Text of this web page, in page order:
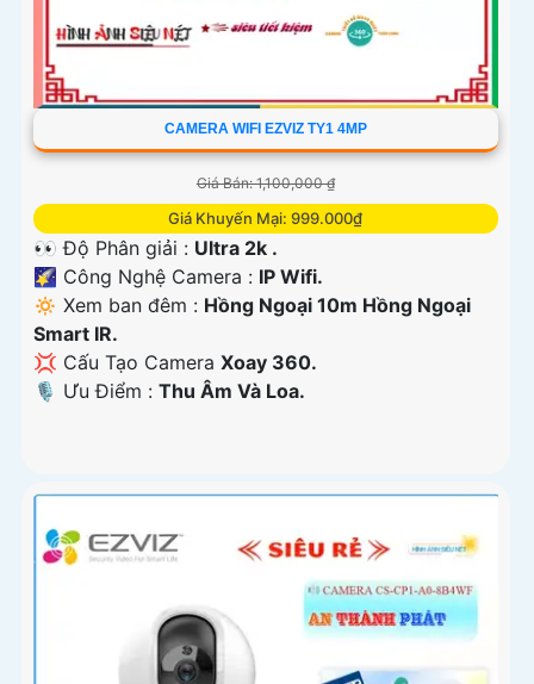
CAMERA WIFI EZVIZ TY1 4MP
Giá Bán: 1,100,000 ₫
Giá Khuyến Mại: 999.000₫
👀 Độ Phân giải : Ultra 2k .
🌠 Công Nghệ Camera : IP Wifi.
🔅 Xem ban đêm : Hồng Ngoại 10m Hồng Ngoại
Smart IR.
💢 Cấu Tạo Camera Xoay 360.
️🎙 Ưu Điểm : Thu Âm Và Loa.